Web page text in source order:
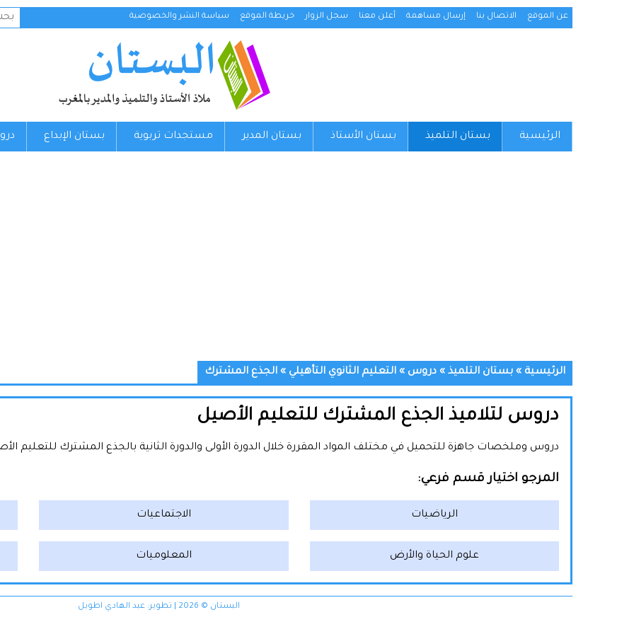
عن الموقع الاتصال بنا إرسال مساهمة أعلن معنا سجل الزوار خريطة الموقع سياسة النشر والخصوصية
عن:
الرئيسية بستان التلميذ بستان الأستاذ بستان المدير مستجدات تربوية بستان الإبداع
الرئيسية » بستان التلميذ » دروس » التعليم الثانوي التأهيلي » الجذع المشترك
دروس لتلاميذ الجذع المشترك للتعليم الأصيل
دروس وملخصات جاهزة للتحميل في مختلف المواد المقررة خلال الدورة الأولى والدورة الثانية بالجذع المشترك للتعليم
المرجو اختيار قسم فرعي:
الرياضيات الاجتماعيات
علوم الحياة والأرض المعلوميات
البستان © 2026 | تطوير: عبد الهادي اطويل